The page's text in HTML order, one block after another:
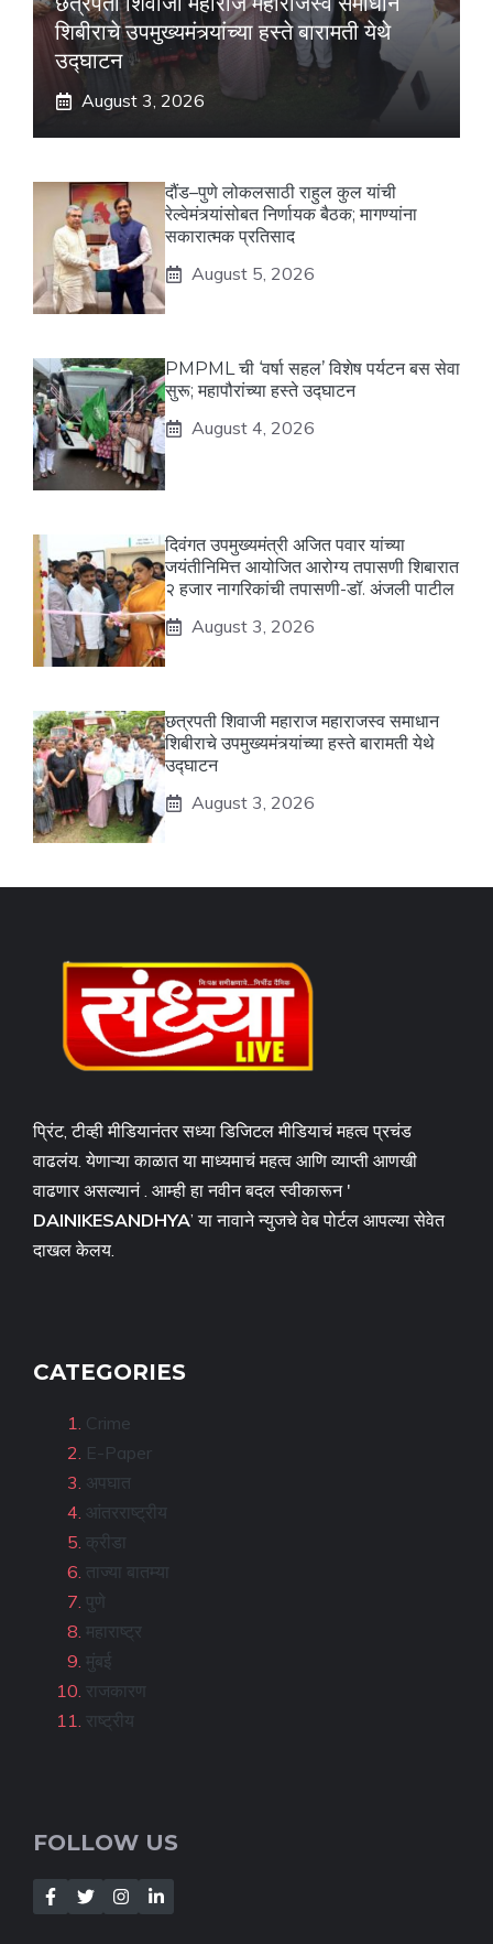
शिबीराचे उपमुख्यमंत्र्यांच्या हस्ते बारामती येथे
उद्घाटन
August 3, 2026
दौंड–पुणे लोकलसाठी राहुल कुल यांची
रेल्वेमंत्र्यांसोबत निर्णायक बैठक; मागण्यांना
सकारात्मक प्रतिसाद
August 5, 2026
PMPML ची ‘वर्षा सहल’ विशेष पर्यटन बस सेवा
सुरू; महापौरांच्या हस्ते उद्घाटन
August 4, 2026
दिवंगत उपमुख्यमंत्री अजित पवार यांच्या
जयंतीनिमित्त आयोजित आरोग्य तपासणी शिबारात
२ हजार नागरिकांची तपासणी-डॉ. अंजली पाटील
August 3, 2026
छत्रपती शिवाजी महाराज महाराजस्व समाधान
शिबीराचे उपमुख्यमंत्र्यांच्या हस्ते बारामती येथे
उद्घाटन
August 3, 2026
प्रिंट, टीव्ही मीडियानंतर सध्या डिजिटल मीडियाचं महत्व प्रचंड
वाढलंय. येणाऱ्या काळात या माध्यमाचं महत्व आणि व्याप्ती आणखी
वाढणार असल्यानं . आम्ही हा नवीन बदल स्वीकारून '
DAINIKESANDHYA’ या नावाने न्युजचे वेब पोर्टल आपल्या सेवेत
दाखल केलय.
CATEGORIES
Crime
E-Paper
अपघात
आंतरराष्ट्रीय
क्रीडा
ताज्या बातम्या
पुणे
महाराष्ट्र
मुंबई
राजकारण
राष्ट्रीय
FOLLOW US